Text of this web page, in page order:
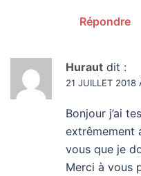
Répondre
Huraut dit :
21 JUILLET 2018
Bonjour j’ai
extrêmement
vous que je
Merci à vous